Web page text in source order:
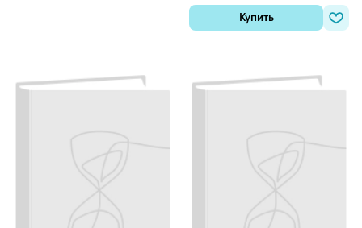
Купить